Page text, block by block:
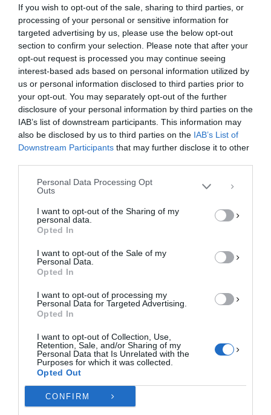
If you wish to opt-out of the sale, sharing to third parties, or
processing of your personal or sensitive information for
targeted advertising by us, please use the below opt-out
section to confirm your selection. Please note that after your
opt-out request is processed you may continue seeing
interest-based ads based on personal information utilized by
us or personal information disclosed to third parties prior to
your opt-out. You may separately opt-out of the further
disclosure of your personal information by third parties on the
IAB’s list of downstream participants. This information may
also be disclosed by us to third parties on the IAB’s List of
Downstream Participants that may further disclose it to other
Personal Data Processing Opt
Outs
I want to opt-out of the Sharing of my
personal data.
Opted In
I want to opt-out of the Sale of my
Personal Data.
Opted In
I want to opt-out of processing my
Personal Data for Targeted Advertising.
Opted In
I want to opt-out of Collection, Use,
Retention, Sale, and/or Sharing of my
Personal Data that Is Unrelated with the
Purposes for which it was collected.
Opted Out
CONFIRM
Διαχείριση Συγκατάθεσης
Για να παρέχουμε την καλύτερη εμπειρία, χρησιμοποιούμε τεχνολογίες όπως
cookies για την αποθήκευση ή/και την πρόσβαση σε πληροφορίες συσκευών.
Η συγκατάθεση για τις εν λόγω τεχνολογίες θα μας επιτρέψει να
επεξεργαστούμε δεδομένα προσωπικού χαρακτήρα, όπως συμπεριφορά
συγκατάθεση ή η ανάκληση της συγκατάθεσης, μπορεί να επηρεάσει
αρνητικά ορισμένες λειτουργίες και δυνατότητες.
ΠΡΟΒΟΛΉ ΠΡΟΤΙΜΉΣΕΩΝ
Πολιτική Cookies
Ανακοίνωση της ΔΕΥΑΕΛ για τα
κρούσματα γαστρεντερικών
διαταραχών στην Κρανιά Ελασσόνας
Η υπηρεσία μας μετά τις αναφορές (Δευτέρα 29-4-
19) που είχε για έντονα κρούσματα
γαστρεντερικών διαταραχών στην Κρανιά
Ελασσόνας, προχώρησε σε …
F
a
c
e
b
o
o
k
M
a
st
d
o
n
E
m
ai
Μ
οι
ρ
σ
ίτ
Εθελοντική αιμοδοσία στην Κρανιά
Στην Δημοτική Κοινότητα Κρανέας του Δήμου
Ελασσόνας θα πραγματοποιηθεί εθελοντική
και Ώρα 9.00π.μ. …
F
a
c
e
b
o
o
M
a
st
o
d
o
n
E
m
l
Μ
οι
α
σ
τε
ίτ
άρθρων
ΚΆΝΕΤΕ LIKE ΣΤΗ ΣΕΛΊΔΑ ΜΑΣ